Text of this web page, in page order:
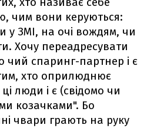
чим вони керуються:
у ЗМІ, на очі вождям, чи
Хочу переадресувати
чий спаринг-партнер і є
хто оприлюднює
люди і є (свідомо чи
козачками". Бо
чвари грають на руку